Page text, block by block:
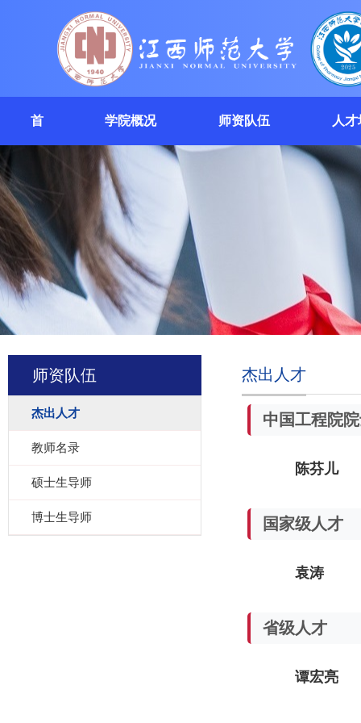
首 学院概况 师资队伍 人
师资队伍
杰出人才
教师名录
硕士生导师
博士生导师
杰出人才
中国工程院
陈芬儿
国家级人才
袁涛
省级人才
谭宏亮